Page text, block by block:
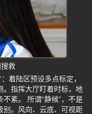
救
着陆区预设多点标定，
。指挥大厅盯着时标，地
紊。 所谓“静候”，不是
别。风向、云底、可视距